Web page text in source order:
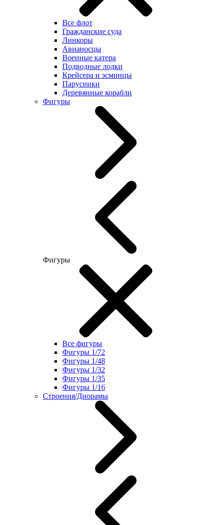
Все флот
Гражданские суда
Линкоры
Авианосцы
Военные катера
Подводные лодки
Крейсера и эсминцы
Парусники
Деревянные корабли
Фигуры
Фигуры
Все фигуры
Фигуры 1/72
Фигуры 1/48
Фигуры 1/32
Фигуры 1/35
Фигуры 1/16
Строения/Диорамы